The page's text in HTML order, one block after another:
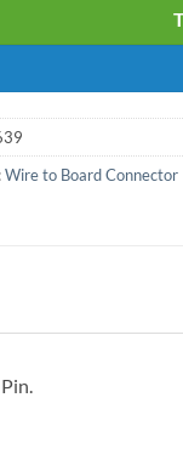
Wire to Board Connector